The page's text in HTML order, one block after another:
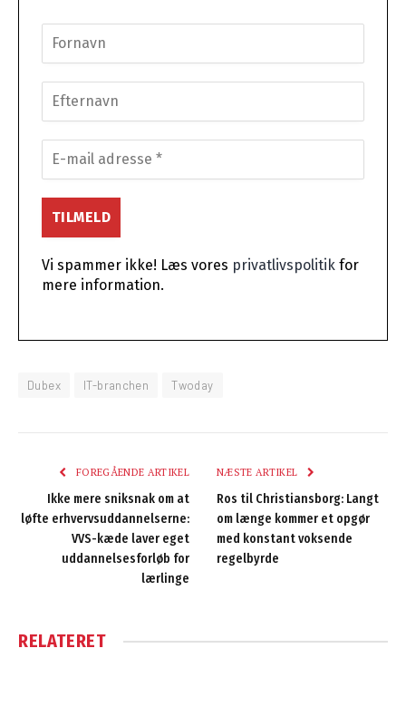
Vi spammer ikke! Læs vores privatlivspolitik for
mere information.
Dubex IT-branchen Twoday
FOREGÅENDE ARTIKEL
Ikke mere sniksnak om at
løfte erhvervsuddannelserne:
VVS-kæde laver eget
uddannelsesforløb for
lærlinge
NÆSTE ARTIKEL
Ros til Christiansborg: Langt
om længe kommer et opgør
med konstant voksende
regelbyrde
RELATERET